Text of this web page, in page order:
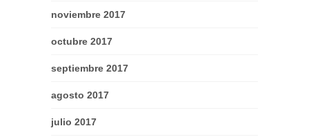
noviembre 2017
octubre 2017
septiembre 2017
agosto 2017
julio 2017